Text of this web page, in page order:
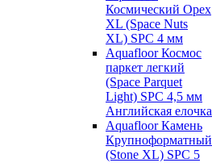
Космический Орех
XL (Space Nuts
XL) SPC 4 мм
Aquafloor Космос
паркет легкий
(Space Parquet
Light) SPC 4,5 мм
Английская елочка
Aquafloor Камень
Крупноформатный
(Stone XL) SPC 5